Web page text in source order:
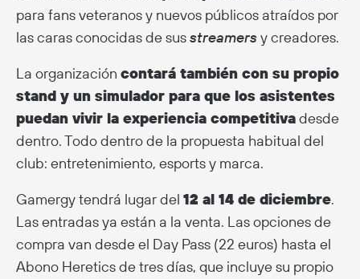
para fans veteranos y nuevos públicos atraídos por
las caras conocidas de susstreamersy creadores.
La organización contará también con su propio
stand y un simulador para que los asistentes
puedan vivir la experiencia competitivadesde
dentro. Todo dentro de la propuesta habitual del
club: entretenimiento, esports y marca.
Gamergy tendrá lugar del 12 al 14 de diciembre.
Las entradas ya están a la venta. Las opciones de
compra van desde el Day Pass (22 euros) hasta el
Abono Heretics de tres días, que incluye su propio